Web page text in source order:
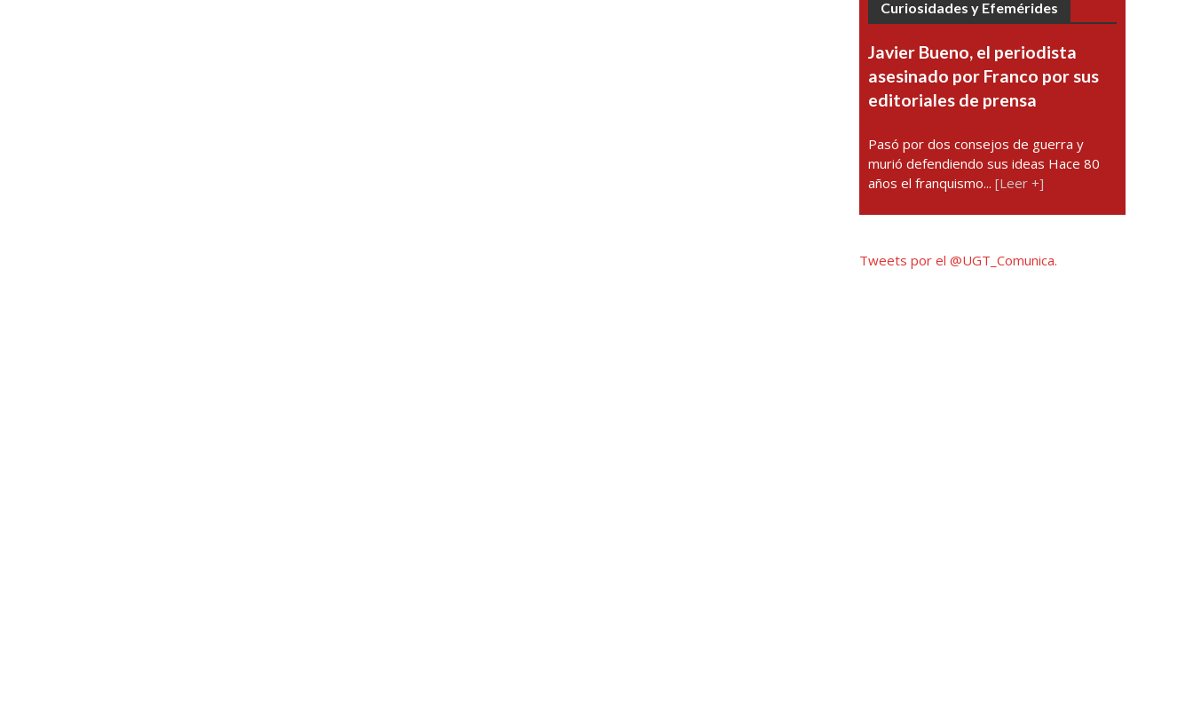
Curiosidades y Efemérides
Javier Bueno, el periodista
asesinado por Franco por sus
editoriales de prensa
Pasó por dos consejos de guerra y
murió defendiendo sus ideas Hace 80
años el franquismo...[Leer +]
Tweets por el @UGT_Comunica.